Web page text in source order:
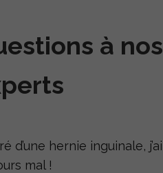
à nos
d’une hernie inguinale, j’ai
mal !